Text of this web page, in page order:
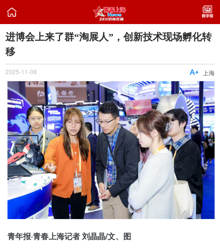

进博会上来了群“淘展人”，创新技术现场孵化转
移
2025-11-08 上海

青年报·青春上海记者 刘晶晶/文、图